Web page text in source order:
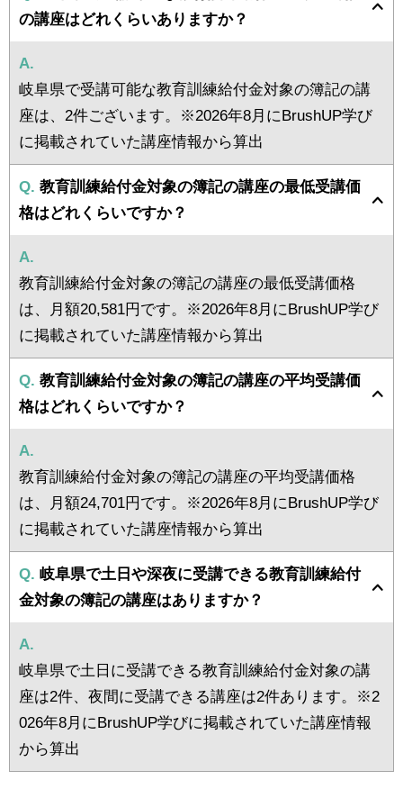
の講座はどれくらいありますか？
A.
岐阜県で受講可能な教育訓練給付金対象の簿記の講
座は、2件ございます。※2026年8月にBrushUP学び
に掲載されていた講座情報から算出
Q. 教育訓練給付金対象の簿記の講座の最低受講価
格はどれくらいですか？
A.
教育訓練給付金対象の簿記の講座の最低受講価格
は、月額20,581円です。※2026年8月にBrushUP学び
に掲載されていた講座情報から算出
Q. 教育訓練給付金対象の簿記の講座の平均受講価
格はどれくらいですか？
A.
教育訓練給付金対象の簿記の講座の平均受講価格
は、月額24,701円です。※2026年8月にBrushUP学び
に掲載されていた講座情報から算出
Q. 岐阜県で土日や深夜に受講できる教育訓練給付
金対象の簿記の講座はありますか？
A.
岐阜県で土日に受講できる教育訓練給付金対象の講
座は2件、夜間に受講できる講座は2件あります。※2
026年8月にBrushUP学びに掲載されていた講座情報
から算出